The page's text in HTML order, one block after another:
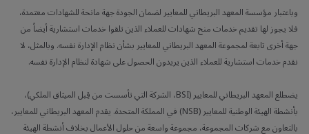
وباعتبار مؤسسة المعهد البريطاني للمعايير لضمان الجودة جهة مانحة للشهادات معتمدة،
فلا يجوز لها تقديم خدمات منح شهادات للعملاء الذين تلقوا خدمات استشارية أيضاً من
جهة أخرى تابعة لمجموعة المعهد البريطاني للمعايير بشأن نظام الإدارة نفسه. وبالمثل، لا
نقدم خدمات استشارية للعملاء الذين يريدون الحصول على شهادة لنظام الإدارة نفسه.
يضطلع المعهد البريطاني للمعايير (BSI، الشركة التي تأسست من قِبل الميثاق الملكي)،
بأنشطة الهيئة الوطنية للمعايير (NSB) في المملكة المتحدة. يقدم المعهد البريطاني للمعايير،
بالتعاون مع شركات المجموعة، مجموعة واسعة من حلول الأعمال بخلاف أنشطة الهيئة